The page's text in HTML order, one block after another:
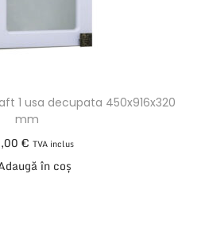
1 usa decupata 450x916x320
mm
€ TVA inclus
în coș